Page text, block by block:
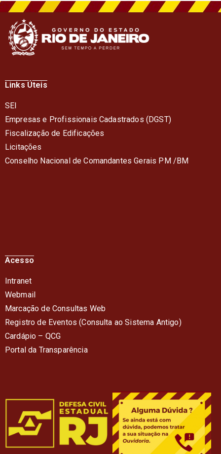
Links Úteis
SEI
Empresas e Profissionais Cadastrados (DGST)
Fiscalização de Edificações
Licitações
Conselho Nacional de Comandantes Gerais PM /BM
Acesso
Intranet
Webmail
Marcação de Consultas Web
Registro de Eventos (Consulta ao Sistema Antigo)
Cardápio – QCG
Portal da Transparência